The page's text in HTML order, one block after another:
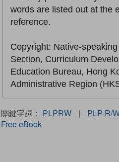
words are listed out at the
reference.
Copyright: Native-
Section, Curriculum
Education Bureau, Hong
Administrative Region
關鍵字詞： PLPRW | PLP-R/
Free eBook